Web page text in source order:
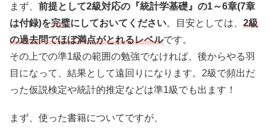
まず、 前提として2級対応の『統計学基礎』の1～6章(7章
は付録)を完璧にしておいてください。目安としては、 2級
の過去問でほぼ満点がとれるレベルです。
その上での準1級の範囲の勉強でなければ、後からやる羽
目になって、結果として遠回りになります。2級で頻出だ
った仮説検定や統計的推定などは準1級でも出ます！
まず、使った書籍についてですが、